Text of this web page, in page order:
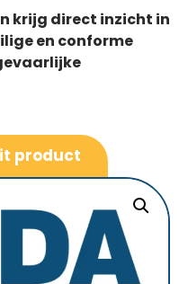
krijg direct inzicht in
en conforme
product